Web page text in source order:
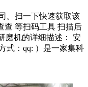
。扫一下快速获取该
查 等扫码工具 扫描后
磨机的详细描述： 安
式：qq: ）是一家集科